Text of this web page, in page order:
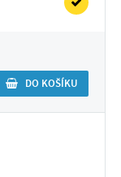
DO KOŠÍKU